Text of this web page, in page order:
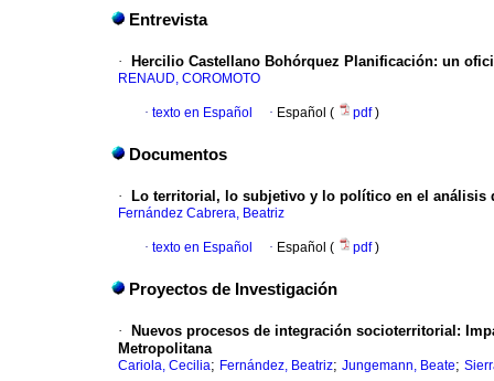
Entrevista
· Hercilio Castellano Bohórquez Planificación: un
RENAUD, COROMOTO
· texto en Español · Español ( pdf)
Documentos
· Lo territorial, lo subjetivo y lo político en el análisis
Fernández Cabrera, Beatriz
· texto en Español · Español ( pdf)
Proyectos de Investigación
· Nuevos procesos de integración socioterritorial :
Metropolitana
Cariola, Cecilia; Fernández, Beatriz; Jungemann, Beate;